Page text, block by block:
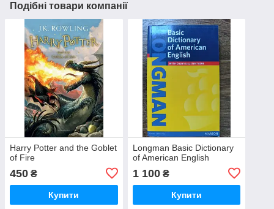
Подібні товари компанії
Harry Potter and the Goblet
of Fire
450 ₴
Купити
Longman Basic Dictionary
of American English
1 100₴
Купити